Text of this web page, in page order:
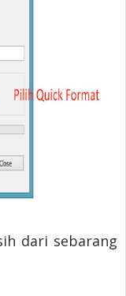
dari sebarang